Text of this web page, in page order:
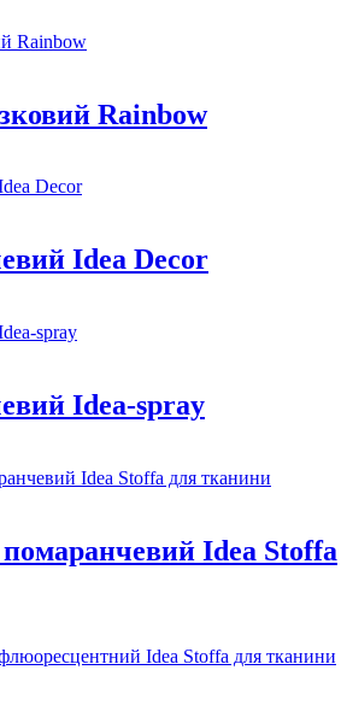
Rainbow
Idea Decor
Idea-spray
Idea Stoffa